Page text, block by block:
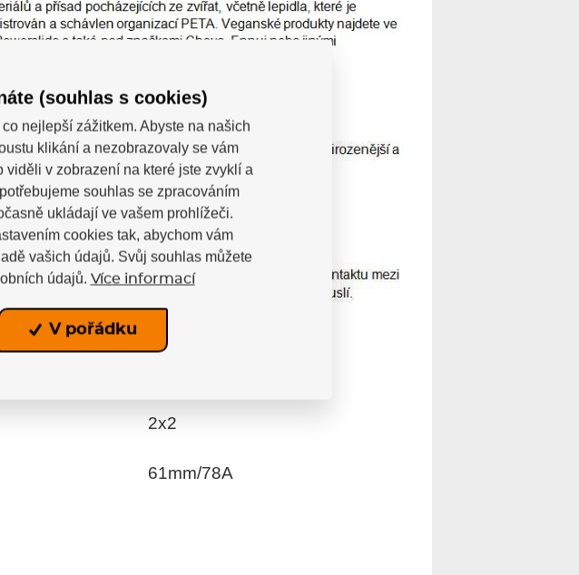
2x2
61mm/78A
(souhlas s cookies)
nejlepší zážitkem. Abyste na našich
klikání a nezobrazovaly se vám
viděli v zobrazení na které jste zvyklí a
souhlas se zpracováním
ukládají ve vašem prohlížeči.
cookies tak, abychom vám
vašich údajů. Svůj souhlas můžete
údajů. Více informací
V pořádku